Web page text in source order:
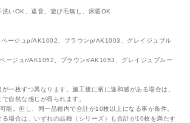
洗いOK、遮音、遊び毛無し、床暖OK
ージュp/AK1002、ブラウンp/AK1003、グレイジュブル
ージュr/AK1052、ブラウンr/AK1053、グレイジュブルー
一枚ずつ異なります。施工後に柄に違和感がある場合は、
自然な感じが得られます。
能。但し、同一品種内で合計が10枚以上になる事が条件。
場合は、いずれの品種（シリーズ）も合計が10枚を満たす